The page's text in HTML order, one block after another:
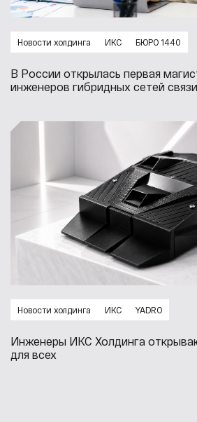
Новости холдинга ИКС БЮРО 1440
В России открылась первая
инженеров гибридных сетей связи
Новости холдинга ИКС YADRO
Инженеры ИКС Холдинга
для всех